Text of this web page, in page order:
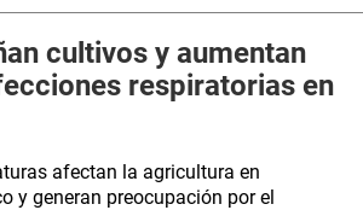
cultivos y aumentan
respiratorias en
afectan la agricultura en
y generan preocupación por el